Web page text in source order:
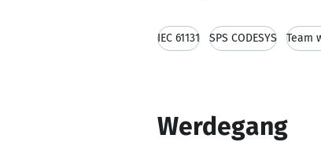
IEC 61131 SPS CODESYS Team
Werdegang